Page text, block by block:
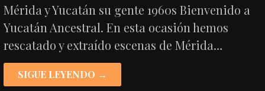
Mérida y Yucatán su gente 1960s Bienvenido a
Yucatán Ancestral. En esta ocasión hemos
rescatado y extraído escenas de Mérida…
SIGUE LEYENDO →